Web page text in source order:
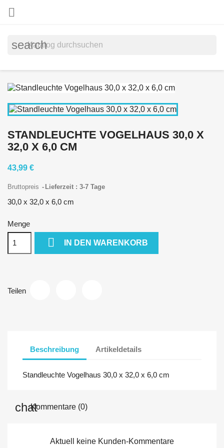

search
STANDLEUCHTE VOGELHAUS 30,0 X
32,0 X 6,0 CM
43,99 €
Bruttopreis Lieferzeit : 3-7 Tage
30,0 x 32,0 x 6,0 cm
Menge
 IN DEN WARENKORB
Teilen
Beschreibung Artikeldetails
Standleuchte Vogelhaus 30,0 x 32,0 x 6,0 cm
Kommentare (0)
Aktuell keine Kunden-Kommentare